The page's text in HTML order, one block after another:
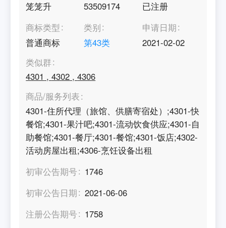
笼笼升
53509174
已注册
商标类型
普通商标
类别
第43类
申请日期
2021-02-02
类似群
4301 ,4302 ,4306
商品/服务列表
4301-住所代理（旅馆、供膳寄宿处）;4301-快
餐馆;4301-果汁吧;4301-流动饮食供应;4301-自
助餐馆;4301-餐厅;4301-餐馆;4301-饭店;4302-
活动房屋出租;4306-烹饪设备出租
初审公告期号
1746
初审公告日期
2021-06-06
注册公告期号
1758